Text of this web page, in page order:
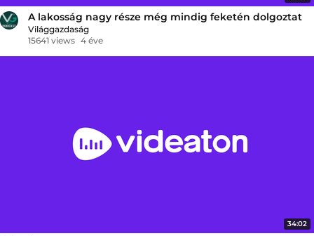
A lakosság nagy része még mindig feketén dolgoztat
Világgazdaság
15641 views 4 éve
34:02